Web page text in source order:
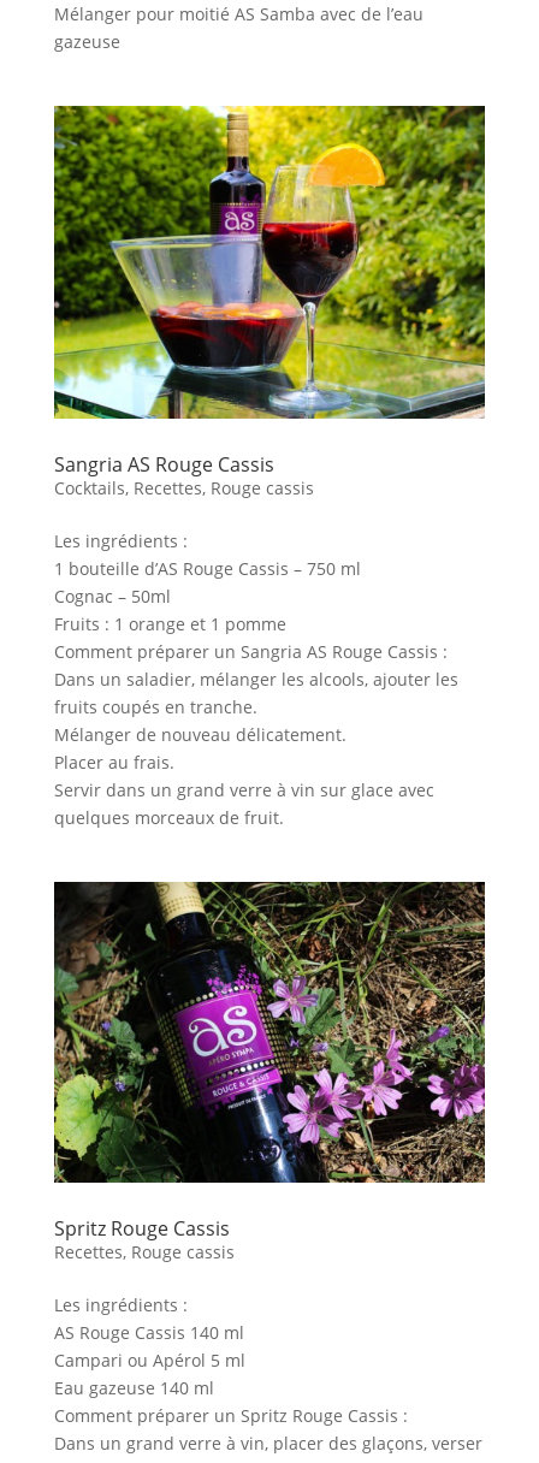
Mélanger pour moitié AS Samba avec de l’eau
gazeuse
Sangria AS Rouge Cassis
Cocktails, Recettes, Rouge cassis
Les ingrédients :
1 bouteille d’AS Rouge Cassis – 750 ml
Cognac – 50ml
Fruits : 1 orange et 1 pomme
Comment préparer un Sangria AS Rouge Cassis :
Dans un saladier, mélanger les alcools, ajouter les
fruits coupés en tranche.
Mélanger de nouveau délicatement.
Placer au frais.
Servir dans un grand verre à vin sur glace avec
quelques morceaux de fruit.
Spritz Rouge Cassis
Recettes, Rouge cassis
Les ingrédients :
AS Rouge Cassis 140 ml
Campari ou Apérol 5 ml
Eau gazeuse 140 ml
Comment préparer un Spritz Rouge Cassis :
Dans un grand verre à vin, placer des glaçons, verser